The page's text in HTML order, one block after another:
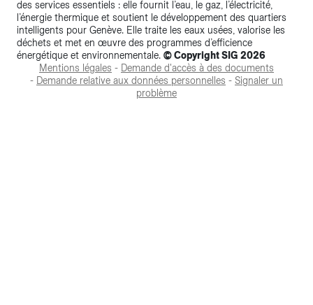
des services essentiels : elle fournit l’eau, le gaz, l’électricité,
l’énergie thermique et soutient le développement des quartiers
intelligents pour Genève. Elle traite les eaux usées, valorise les
déchets et met en œuvre des programmes d’efficience
énergétique et environnementale. © Copyright SIG 2026
Mentions légales - Demande d'accès à des documents
- Demande relative aux données personnelles - Signaler un
problème